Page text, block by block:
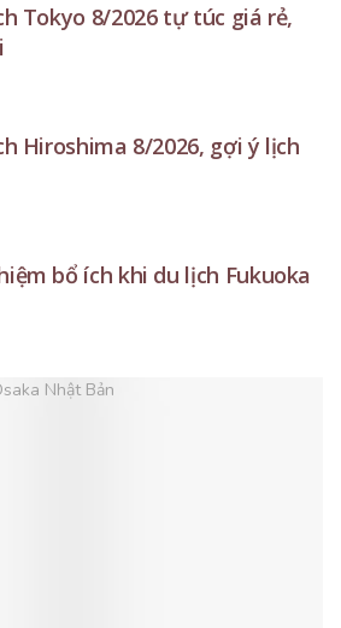
Tokyo 8/2026 tự túc giá rẻ,
Hiroshima 8/2026, gợi ý lịch
bổ ích khi du lịch Fukuoka